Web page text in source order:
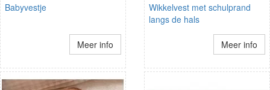
Babyvestje
Meer info
Wikkelvest met schulprand
langs de hals
Meer info